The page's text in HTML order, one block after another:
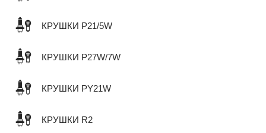
КРУШКИ P21/5W
КРУШКИ P27W/7W
КРУШКИ PY21W
КРУШКИ R2